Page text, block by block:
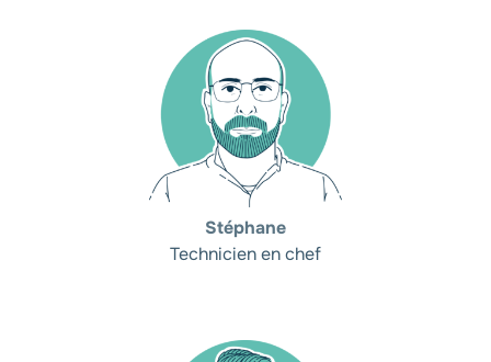
Stéphane
Technicien en chef